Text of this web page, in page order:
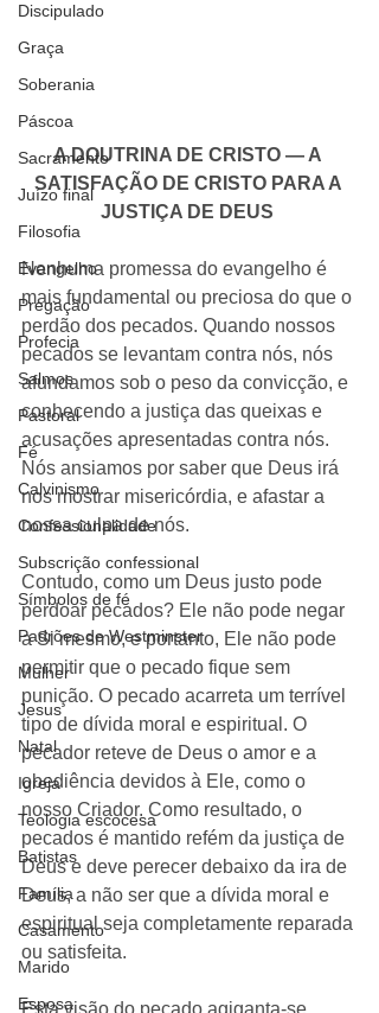
Discipulado
Graça
Soberania
Páscoa
Sacramento
Juízo final
Filosofia
Evangelho
Pregação
Profecia
Salmos
Pastoral
Fé
Calvinismo
Confessionalidade
Subscrição confessional
Símbolos de fé
Padrões de Westminster
Mulher
Jesus
Natal
Igreja
Teologia escocesa
Batistas
Família
Casamento
Marido
Esposa
​​
A DOUTRINA DE CRISTO — A
SATISFAÇÃO DE CRISTO PARA A
JUSTIÇA DE DEUS
Nenhuma promessa do evangelho é
mais fundamental ou preciosa do que o
perdão dos pecados. Quando nossos
pecados se levantam contra nós, nós
afundamos sob o peso da convicção, e
conhecendo a justiça das queixas e
acusações apresentadas contra nós.
Nós ansiamos por saber que Deus irá
nos mostrar misericórdia, e afastar a
nossa culpa de nós.
Contudo, como um Deus justo pode
perdoar pecados? Ele não pode negar
a Si mesmo, e portanto, Ele não pode
permitir que o pecado fique sem
punição. O pecado acarreta um terrível
tipo de dívida moral e espiritual. O
pecador reteve de Deus o amor e a
obediência devidos à Ele, como o
nosso Criador. Como resultado, o
pecados é mantido refém da justiça de
Deus e deve perecer debaixo da ira de
Deus, a não ser que a dívida moral e
espiritual seja completamente reparada
ou satisfeita.
Esta visão do pecado agiganta-se